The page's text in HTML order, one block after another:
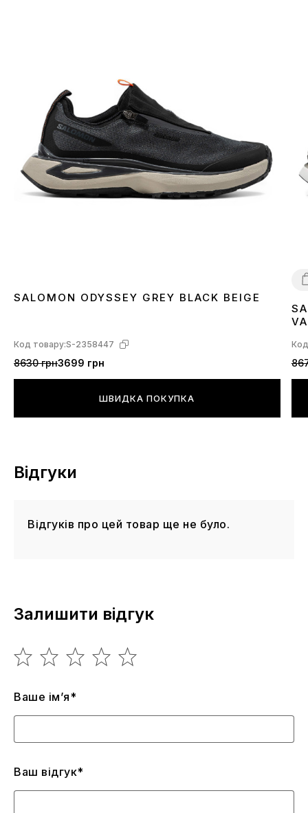
SALOMON ODYSSEY GREY BLACK BEIGE
Код товару:S-2358447
8630 грн3699 грн
ШВИДКА ПОКУПКА
Відгуки
Відгуків про цей товар ще не було.
Залишити відгук
Ваше ім’я*
Ваш відгук*